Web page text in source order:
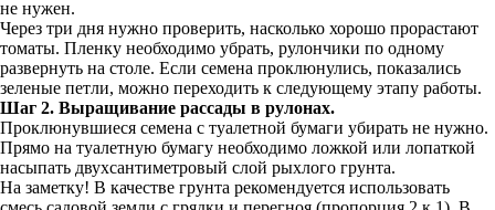
не нужен.
Через три дня нужно проверить, насколько хорошо прорастают
томаты. Пленку необходимо убрать, рулончики по одному
развернуть на столе. Если семена проклюнулись, показались
зеленые петли, можно переходить к следующему этапу работы.
Шаг 2. Выращивание рассады в рулонах.
Проклюнувшиеся семена с туалетной бумаги убирать не нужно.
Прямо на туалетную бумагу необходимо ложкой или лопаткой
насыпать двухсантиметровый слой рыхлого грунта.
На заметку! В качестве грунта рекомендуется использовать